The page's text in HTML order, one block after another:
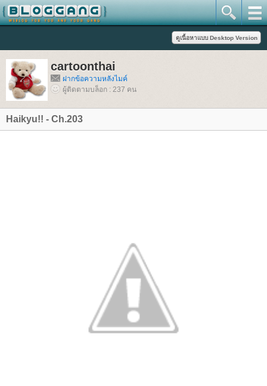
cartoonthai
ฝากข้อความหลังไมค์
ผู้ติดตามบล็อก : 237 คน
Haikyu!! - Ch.203